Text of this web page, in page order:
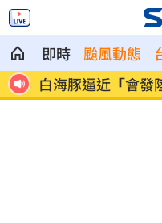
即時 颱風動態
業
白海豚逼近「會發
明